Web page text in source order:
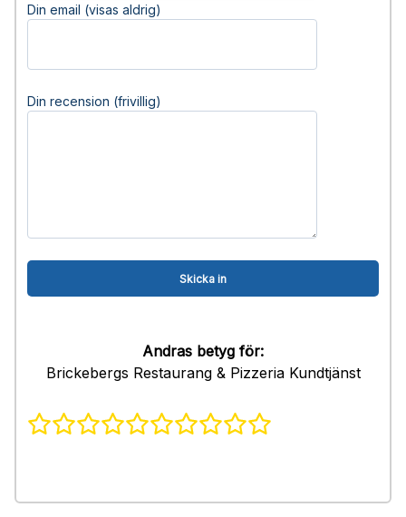
Din email (visas aldrig)
Din recension (frivillig)
Andras betyg för:
Brickebergs Restaurang & Pizzeria Kundtjänst